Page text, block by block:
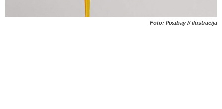
Foto: Pixabay // ilustracija